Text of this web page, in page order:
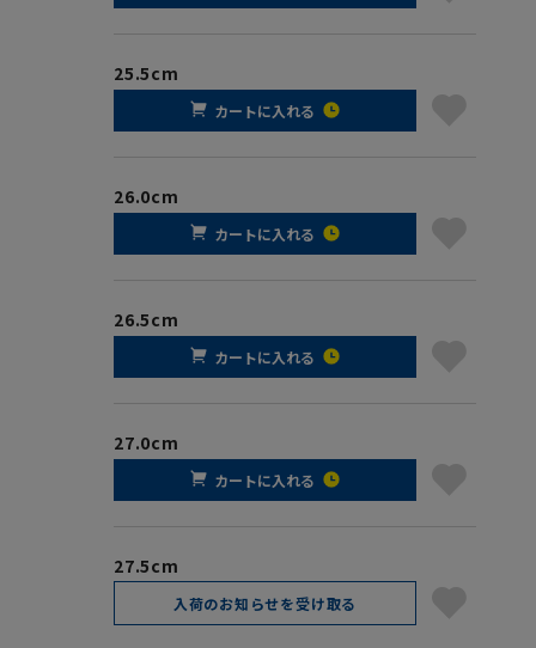
25.5cm
カートに入れる
26.0cm
カートに入れる
26.5cm
カートに入れる
27.0cm
カートに入れる
27.5cm
入荷のお知らせを受け取る